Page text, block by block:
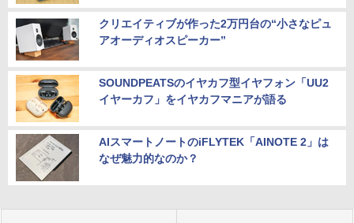
クリエイティブが作った2万円台の“小さなピュ
アオーディオスピーカー”
SOUNDPEATSのイヤカフ型イヤフォン「UU2
イヤーカフ」をイヤカフマニアが語る
AIスマートノートのiFLYTEK「AINOTE 2」は
なぜ魅力的なのか？